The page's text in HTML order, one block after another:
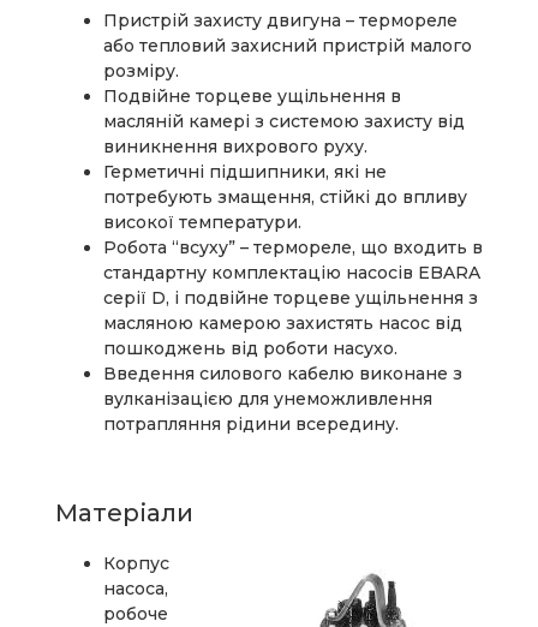
Пристрій захисту двигуна – термореле
або тепловий захисний пристрій малого
розміру.
Подвійне торцеве ущільнення в
масляній камері з системою захисту від
виникнення вихрового руху.
Герметичні підшипники, які не
потребують змащення, стійкі до впливу
високої температури.
Робота “всуху” – термореле, що входить в
стандартну комплектацію насосів EBARA
серії D, і подвійне торцеве ущільнення з
масляною камерою захистять насос від
пошкоджень від роботи насухо.
Введення силового кабелю виконане з
вулканізацією для унеможливлення
потрапляння рідини всередину.
Матеріали
Корпус
насоса,
робоче